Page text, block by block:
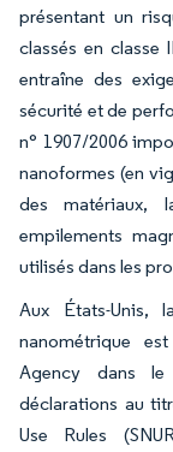
présentant un
classés en classe
entraîne des
sécurité et de
n° 1907/2006
nanoformes (en
des matériaux,
empilements
utilisés dans les
Aux États-Unis,
nanométrique
Agency dans
déclarations au
Use Rules